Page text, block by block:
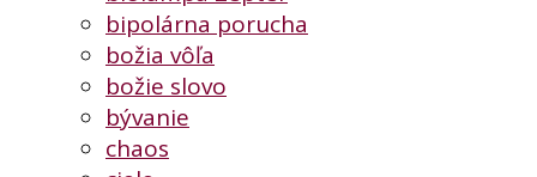
bipolárna porucha
božia vôľa
božie slovo
bývanie
chaos